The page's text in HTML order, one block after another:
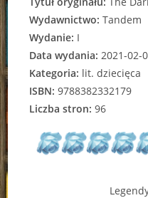
Wydawnictwo: Tandem
Wydanie: I
Data wydania: 2021-02-
Kategoria: lit. dziecięca
ISBN: 9788382332179
Liczba stron: 96